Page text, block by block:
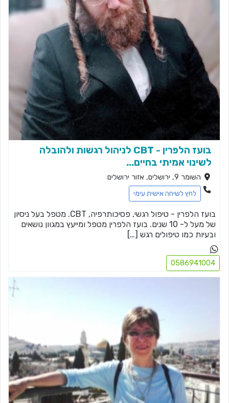
בועז הלפרין - CBT לניהול רגשות ולהובלה
לשינוי אמיתי בחיים...
השומר 9, ירושלים, אזור ירושלים
לחץ לשיחה אישית עימי
בועז הלפרין - טיפול רגשי, פסיכותרפיה, CBT. מטפל בעל ניסיון
של מעל ל- 10 שנים. בועז הלפרין מטפל ומייעץ במגוון נושאים
ובעיות כמו טיפולים רגש […]
0586941004